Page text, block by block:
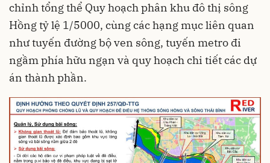
chỉnh tổng thể Quy hoạch phân khu đô thị sông
Hồng tỷ lệ 1/5000, cùng các hạng mục liên quan
như tuyến đường bộ ven sông, tuyến metro đi
ngầm phía hữu ngạn và quy hoạch chi tiết các dự
án thành phần.